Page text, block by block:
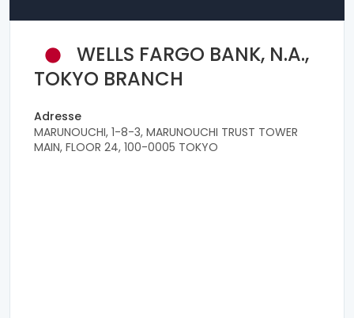
WELLS FARGO BANK, N.A.,
TOKYO BRANCH
Adresse
MARUNOUCHI, 1-8-3, MARUNOUCHI TRUST TOWER
MAIN, FLOOR 24, 100-0005 TOKYO